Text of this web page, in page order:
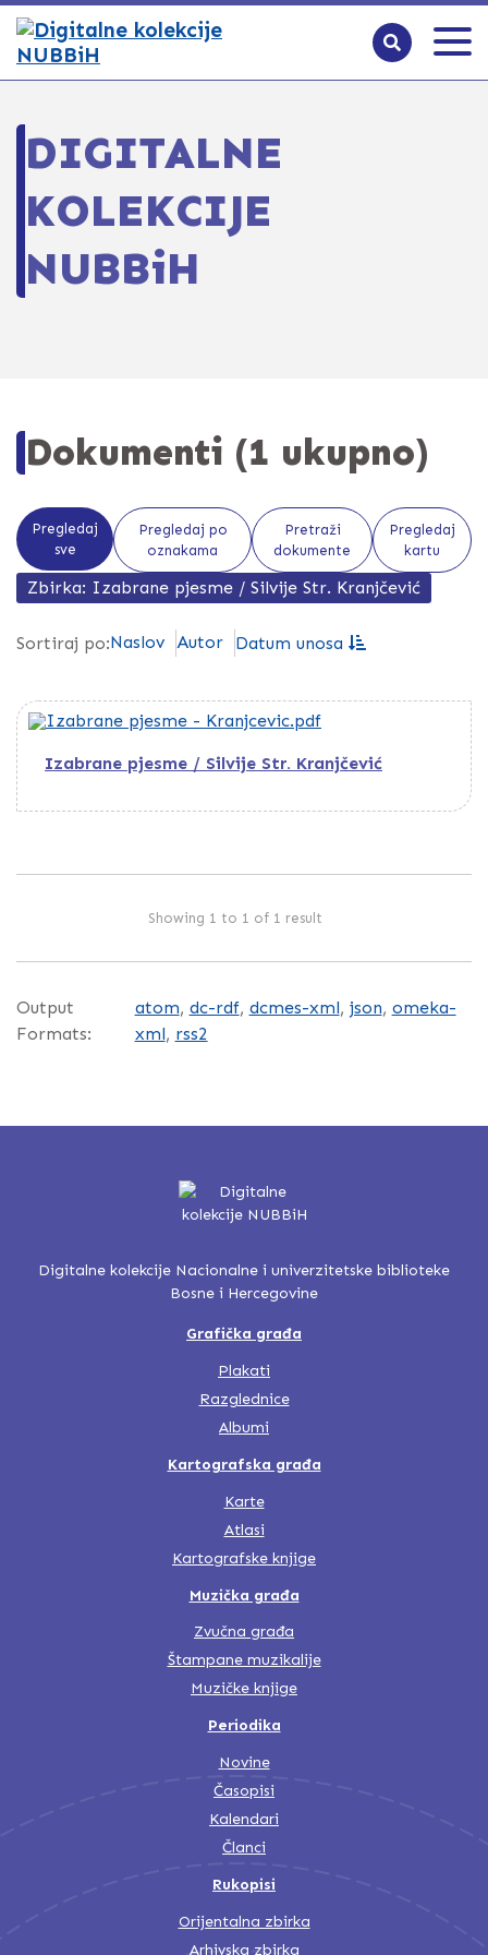
DIGITALNE
KOLEKCIJE
NUBBiH
Dokumenti (1 ukupno)
Pregledaj
sve
Pregledaj po
oznakama
Pretraži
dokumente
Pregledaj
kartu
Zbirka: Izabrane pjesme / Silvije Str. Kranjčević
Sortiraj po:Naslov Autor Datum unosa
Izabrane pjesme / Silvije Str. Kranjčević
Showing 1 to 1 of 1 result
Output
Formats:
atom, dc-rdf, dcmes-xml, json, omeka-
xml, rss2
Digitalne kolekcije Nacionalne i univerzitetske biblioteke
Bosne i Hercegovine
Grafička građa
Plakati
Razglednice
Albumi
Kartografska građa
Karte
Atlasi
Kartografske knjige
Muzička građa
Zvučna građa
Štampane muzikalije
Muzičke knjige
Periodika
Novine
Časopisi
Kalendari
Članci
Rukopisi
Orijentalna zbirka
Arhivska zbirka